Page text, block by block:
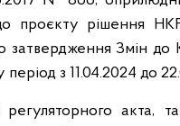
проєкту рішення
Змін до
період з 11.04.2024 до
акта, та